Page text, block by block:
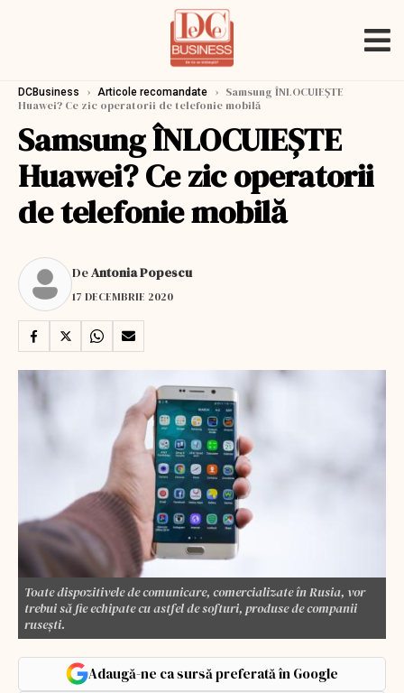
DCBusiness › Articole recomandate › Samsung ÎNLOCUIEȘTE
Huawei? Ce zic operatorii de telefonie mobilă
Samsung ÎNLOCUIEȘTE
Huawei? Ce zic operatorii
de telefonie mobilă
DeAntonia Popescu
17 DECEMBRIE 2020
Toate dispozitivele de comunicare, comercializate în Rusia, vor
trebui să fie echipate cu astfel de softuri, produse de companii
rusești.
Adaugă-ne ca sursă preferată în Google